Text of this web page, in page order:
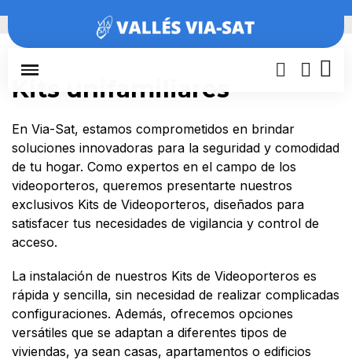
Porteros y videoporteros
Kits unifamiliares
En Via-Sat, estamos comprometidos en brindar
soluciones innovadoras para la seguridad y comodidad
de tu hogar. Como expertos en el campo de los
videoporteros, queremos presentarte nuestros
exclusivos Kits de Videoporteros, diseñados para
satisfacer tus necesidades de vigilancia y control de
acceso.
La instalación de nuestros Kits de Videoporteros es
rápida y sencilla, sin necesidad de realizar complicadas
configuraciones. Además, ofrecemos opciones
versátiles que se adaptan a diferentes tipos de
viviendas, ya sean casas, apartamentos o edificios